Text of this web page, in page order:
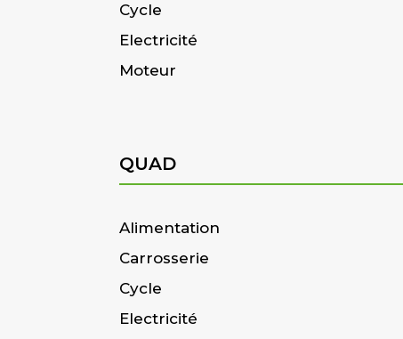
Cycle
Electricité
Moteur
QUAD
Alimentation
Carrosserie
Cycle
Electricité